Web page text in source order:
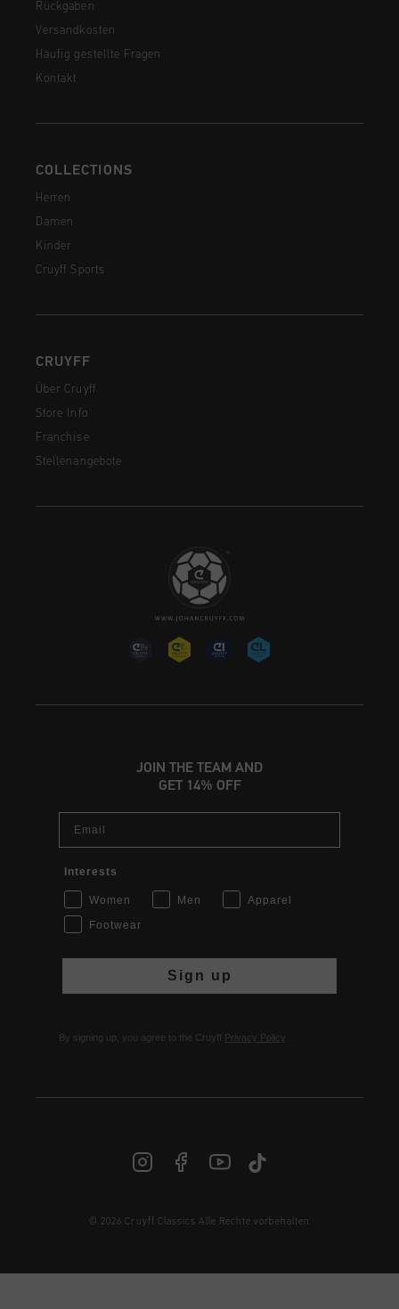
DE | € EUR
Rückgaben
Versandkosten
Häufig gestellte Fragen
Kontakt
COLLECTIONS
Herren
Damen
Kinder
Cruyff Sports
CRUYFF
Über Cruyff
Store Info
Franchise
Stellenangebote
JOIN THE TEAM AND
GET 14% OFF
Interests
Women Men
Apparel
Footwear
Sign up
By signing up, you agree to the Cruyff Privacy Policy
© 2026 Cruyff Classics Alle Rechte vorbehalten